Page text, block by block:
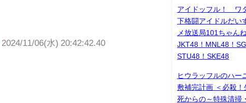
2024/11/06(水) 20:42:42.40
アイドッフル！ ワ
下格闘アイドルだ
メ放送局101ちゃん
JKT48！MNL48！
STU48！SKE48
ヒウラッフルのハー
敷補完計画 ＜必殺
死からの～特殊清掃